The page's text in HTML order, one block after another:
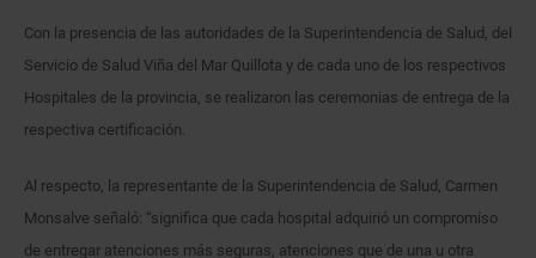
Con la presencia de las autoridades de la Superintendencia de Salud, del
Servicio de Salud Viña del Mar Quillota y de cada uno de los respectivos
Hospitales de la provincia, se realizaron las ceremonias de entrega de la
respectiva certificación.
Al respecto, la representante de la Superintendencia de Salud, Carmen
Monsalve señaló: “significa que cada hospital adquirió un compromiso
de entregar atenciones más seguras, atenciones que de una u otra